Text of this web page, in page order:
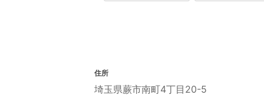
住所
埼玉県蕨市南町4丁目20-5